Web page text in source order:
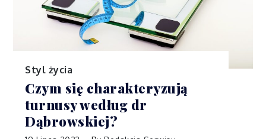
Styl życia
Czym się charakteryzują
turnusy według dr
Dąbrowskiej?